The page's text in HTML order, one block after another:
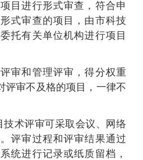
目进行形式审查，符合申
式审查的项目，由市科技
托有关单位机构进行项目
审和管理评审，得分权重
评审不及格的项目，一律不
技术评审可采取会议、网络
评审过程和评审结果通过
统进行记录或纸质留档，